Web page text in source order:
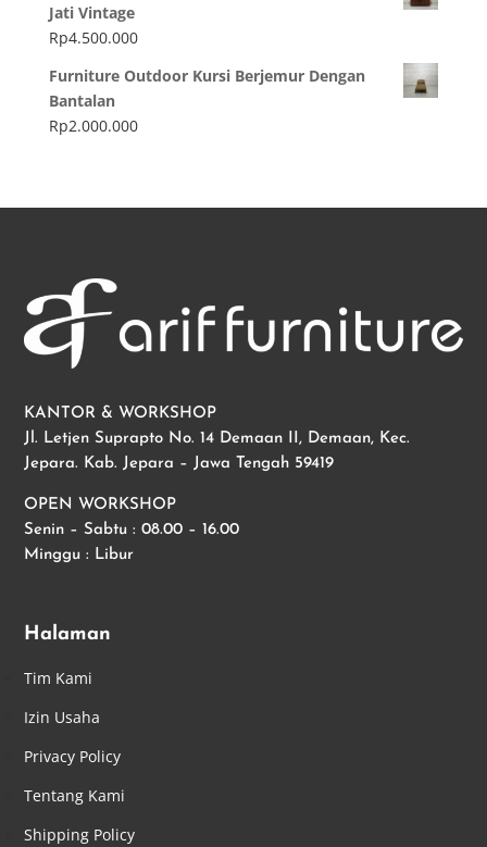
Jati Vintage
Rp4.500.000
Furniture Outdoor Kursi Berjemur Dengan
Bantalan
Rp2.000.000
KANTOR & WORKSHOP
Jl. Letjen Suprapto No. 14 Demaan II, Demaan, Kec.
Jepara. Kab. Jepara – Jawa Tengah 59419
OPEN WORKSHOP
Senin – Sabtu : 08.00 – 16.00
Minggu : Libur
Halaman
Tim Kami
Izin Usaha
Privacy Policy
Tentang Kami
Shipping Policy